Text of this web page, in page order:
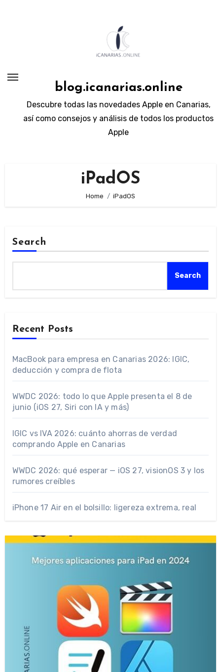
blog.icanarias.online
Descubre todas las novedades Apple en Canarias,
así como consejos y análisis de todos los productos
Apple
iPadOS
Home iPadOS
Search
Search
Recent Posts
MacBook para empresa en Canarias 2026: IGIC,
deducción y compra de flota
WWDC 2026: todo lo que Apple presenta el 8 de
junio (iOS 27, Siri con IA y más)
IGIC vs IVA 2026: cuánto ahorras de verdad
comprando Apple en Canarias
WWDC 2026: qué esperar — iOS 27, visionOS 3 y los
rumores creíbles
iPhone 17 Air en el bolsillo: ligereza extrema, real